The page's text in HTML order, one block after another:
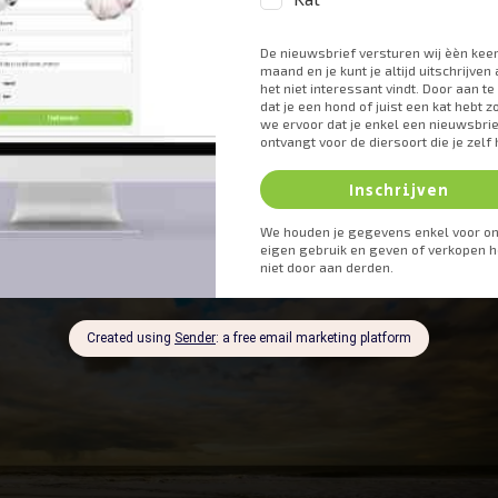
huisdier te nemen.
in zijn werk gaat. Elke dierenarts doet dat namelijk
eerst in slaap gebracht wordt door middel van een narcose-
een middel dat het hart laat stoppen met kloppen. En of dit
op die manier en het is altijd een verdrietig moment waarop je